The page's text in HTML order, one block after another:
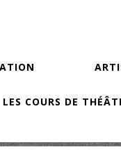
LES COURS DE